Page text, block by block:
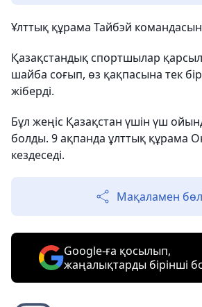
Ұлттық құрама Тайбэй командасын
Қазақстандық спортшылар
шайба соғып, өз қақпасына тек
жіберді.
Бұл жеңіс Қазақстан үшін үш
болды. 9 ақпанда ұлттық құрама
кездеседі.
Мақаламен
Google-ға қосылып,
жаңалықтарды бірінші